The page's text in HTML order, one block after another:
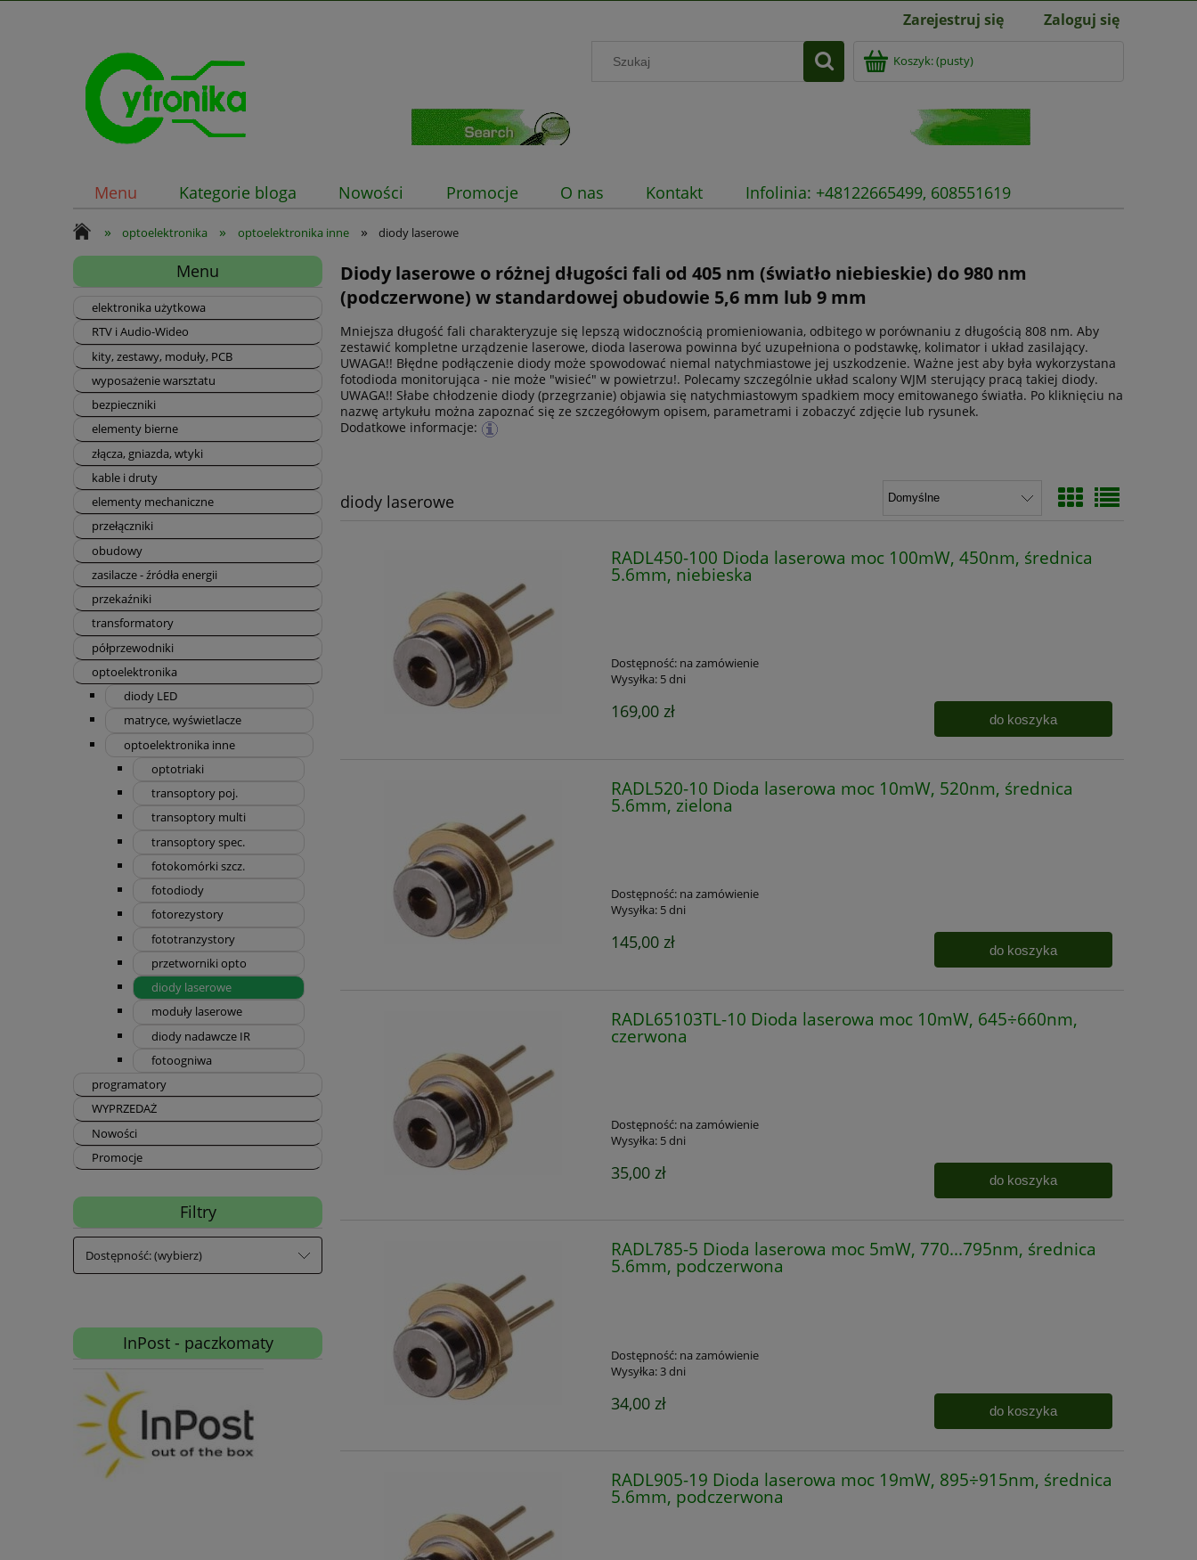
Zarejestruj się Zaloguj się
Koszyk:(pusty)
Menu Kategorie bloga Nowości Promocje O nas Kontakt Infolinia: +48122665499, 608551619
» optoelektronika » optoelektronika inne » diody laserowe
Menu
elektronika użytkowa
RTV i Audio-Wideo
kity, zestawy, moduły, PCB
wyposażenie warsztatu
bezpieczniki
elementy bierne
złącza, gniazda, wtyki
kable i druty
elementy mechaniczne
przełączniki
obudowy
zasilacze - źródła energii
przekaźniki
transformatory
półprzewodniki
optoelektronika
diody LED
matryce, wyświetlacze
optoelektronika inne
optotriaki
transoptory poj.
transoptory multi
transoptory spec.
fotokomórki szcz.
fotodiody
fotorezystory
fototranzystory
przetworniki opto
diody laserowe
moduły laserowe
diody nadawcze IR
fotoogniwa
programatory
WYPRZEDAŻ
Nowości
Promocje
Filtry
Dostępność: (wybierz)
InPost - paczkomaty
Diody laserowe o różnej długości fali od 405 nm (światło niebieskie) do 980 nm
(podczerwone) w standardowej obudowie 5,6 mm lub 9 mm
Mniejsza długość fali charakteryzuje się lepszą widocznością promieniowania, odbitego w porównaniu z długością 808 nm. Aby
zestawić kompletne urządzenie laserowe, dioda laserowa powinna być uzupełniona o podstawkę, kolimator i układ zasilający.
UWAGA!! Błędne podłączenie diody może spowodować niemal natychmiastowe jej uszkodzenie. Ważne jest aby była wykorzystana
fotodioda monitorująca - nie może "wisieć" w powietrzu!. Polecamy szczególnie układ scalony WJM sterujący pracą takiej diody.
UWAGA!! Słabe chłodzenie diody (przegrzanie) objawia się natychmiastowym spadkiem mocy emitowanego światła. Po kliknięciu na
nazwę artykułu można zapoznać się ze szczegółowym opisem, parametrami i zobaczyć zdjęcie lub rysunek.
Dodatkowe informacje:
diody laserowe
RADL450-100 Dioda laserowa moc 100mW, 450nm, średnica
5.6mm, niebieska
Dostępność: na zamówienie
Wysyłka: 5 dni
169,00 zł do koszyka
RADL520-10 Dioda laserowa moc 10mW, 520nm, średnica
5.6mm, zielona
Dostępność: na zamówienie
Wysyłka: 5 dni
145,00 zł do koszyka
RADL65103TL-10 Dioda laserowa moc 10mW, 645÷660nm,
czerwona
Dostępność: na zamówienie
Wysyłka: 5 dni
35,00 zł do koszyka
RADL785-5 Dioda laserowa moc 5mW, 770...795nm, średnica
5.6mm, podczerwona
Dostępność: na zamówienie
Wysyłka:3 dni
34,00 zł do koszyka
RADL905-19 Dioda laserowa moc 19mW, 895÷915nm, średnica
5.6mm, podczerwona